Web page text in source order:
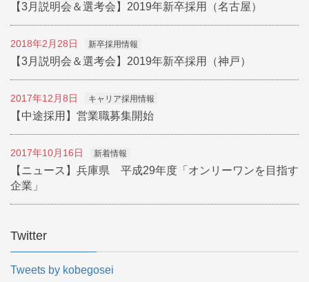
【3月説明会＆選考会】2019年新卒採用（名古屋）
2018年2月28日 新卒採用情報
【3月説明会＆選考会】2019年新卒採用（神戸）
2017年12月8日 キャリア採用情報
【中途採用】営業職募集開始
2017年10月16日 新着情報
【ニュース】兵庫県 平成29年度「オンリーワンを目指す
企業」
Twitter
Tweets by kobegosei